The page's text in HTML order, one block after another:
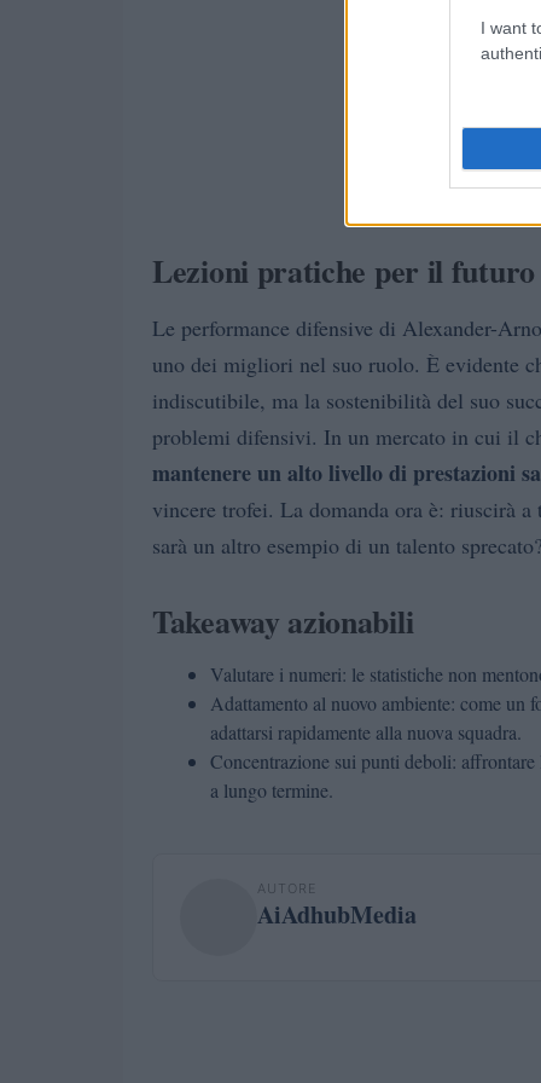
I want
Lezioni pratiche per il futuro
Le performance difensive di Alexander-
uno dei migliori nel suo ruolo. È evidente
indiscutibile, ma la sostenibilità del suo
problemi difensivi. In un mercato in cui il
mantenere un alto livello di prestazioni
vincere trofei. La domanda ora è: riuscirà
sarà un altro esempio di un talento sprecato?
Takeaway azionabili
Valutare i numeri: le statistiche non
Adattamento al nuovo ambiente: come un
adattarsi rapidamente alla nuova squadra.
Concentrazione sui punti deboli:
a lungo termine.
AUTORE
AiAdhubMedia